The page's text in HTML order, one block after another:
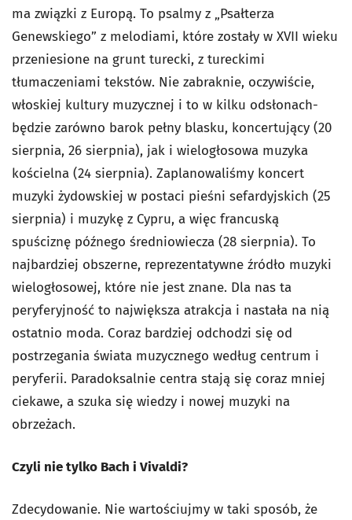
ma związki z Europą. To psalmy z „Psałterza
Genewskiego” z melodiami, które zostały w XVII wieku
przeniesione na grunt turecki, z tureckimi
tłumaczeniami tekstów. Nie zabraknie, oczywiście,
włoskiej kultury muzycznej i to w kilku odsłonach-
będzie zarówno barok pełny blasku, koncertujący (20
sierpnia, 26 sierpnia), jak i wielogłosowa muzyka
kościelna (24 sierpnia). Zaplanowaliśmy koncert
muzyki żydowskiej w postaci pieśni sefardyjskich (25
sierpnia) i muzykę z Cypru, a więc francuską
spuściznę późnego średniowiecza (28 sierpnia). To
najbardziej obszerne, reprezentatywne źródło muzyki
wielogłosowej, które nie jest znane. Dla nas ta
peryferyjność to największa atrakcja i nastała na nią
ostatnio moda. Coraz bardziej odchodzi się od
postrzegania świata muzycznego według centrum i
peryferii. Paradoksalnie centra stają się coraz mniej
ciekawe, a szuka się wiedzy i nowej muzyki na
obrzeżach.
Czyli nie tylko Bach i Vivaldi?
Zdecydowanie. Nie wartościujmy w taki sposób, że